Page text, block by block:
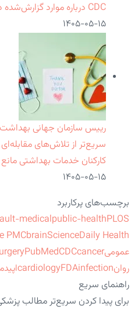
CDC درباره موارد گزارش‌شده در ۱۵ ایالت آمریکا
۱۴۰۵-۰۵-۱۵
رییس سازمان جهانی
سریع‌تر از تلاش‌های
کارکنان خدمات بهداشتی
۱۴۰۵-۰۵-۱۵
برچسب‌های پرکاربرد
medicalpublic-healthPLOS
PMCbrainScienceDaily Health
عمومی
PubMedCDCcancer
روان
cardiologyFDAinfection
راهنمای سریع
برای پیدا کردن سریع‌تر مطالب